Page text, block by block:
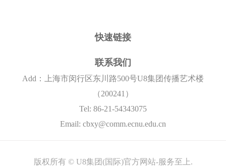
快速链接
联系我们
Add：上海市闵行区东川路500号U8集团传播艺术楼
（200241）
Tel: 86-21-54343075
Email: cbxy@comm.ecnu.edu.cn
版权所有 © U8集团(国际)官方网站-服务至上.